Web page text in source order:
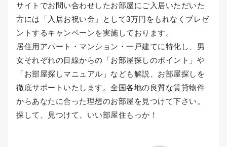
サイトでお問い合わせしたお部屋にご入居いただいた
方には「入居お祝い金」として3万円をもれなくプレゼ
ントするキャンペーンを実施しております。
居住用アパート・マンション・一戸建てに特化し、男
女それぞれの目線からの「お部屋探しのポイント」や
「お部屋探しマニュアル」なども解説、お部屋探しを
徹底サポートいたします。全国各地の良質な賃貸物件
からあなたに合った理想のお部屋を見つけて下さい。
探して、見つけて、いい部屋住もっか！